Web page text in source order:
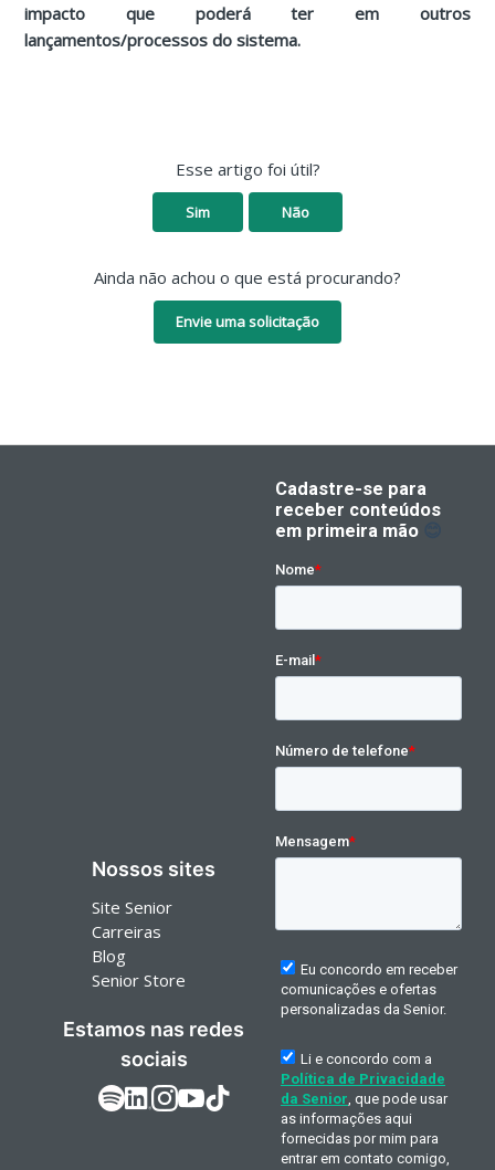
impacto que poderá ter em outros
lançamentos/processos do sistema.
Esse artigo foi útil?
Sim Não
Ainda não achou o que está procurando?
Envie uma solicitação
Nossos sites
Site Senior
Carreiras
Blog
Senior Store
Estamos nas redes
sociais